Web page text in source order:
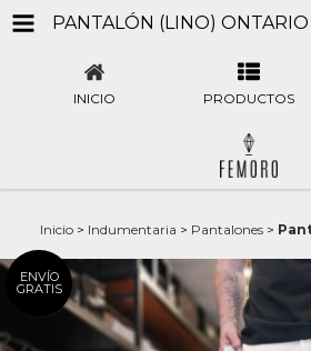
PANTALÓN (LINO) ONTARIO
INICIO PRODUCTOS
Inicio > Indumentaria > Pantalones >
ENVÍO
GRATIS